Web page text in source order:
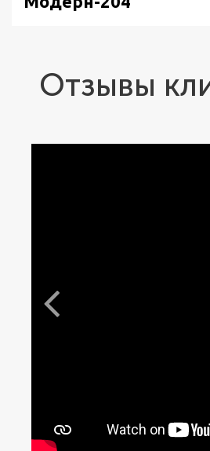
Отзывы